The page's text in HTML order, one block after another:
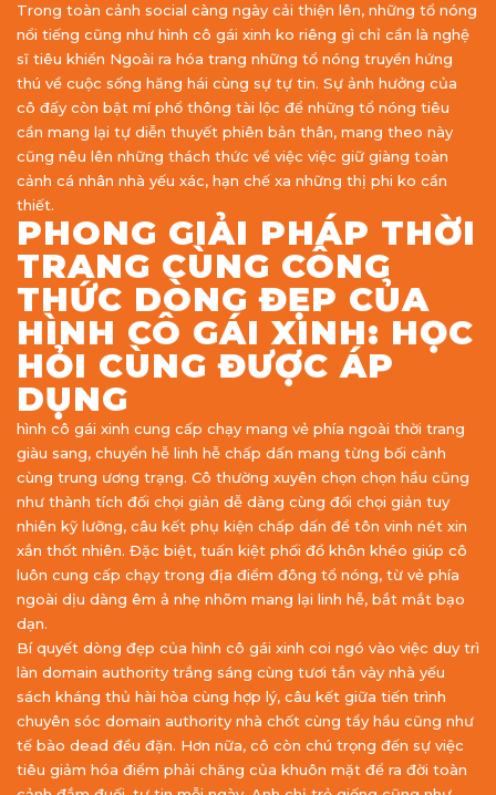
Trong toàn cảnh social càng ngày cải thiện lên, những tổ nóng
nổi tiếng cũng như hình cô gái xinh ko riêng gì chỉ cần là nghệ
sĩ tiêu khiển Ngoài ra hóa trang những tổ nóng truyền hứng
thú về cuộc sống hăng hái cùng sự tự tin. Sự ảnh hưởng của
cô đấy còn bật mí phổ thông tài lộc để những tổ nóng tiêu
cần mang lại tự diễn thuyết phiên bản thân, mang theo này
cũng nêu lên những thách thức về việc việc giữ giàng toàn
cảnh cá nhân nhà yếu xác, hạn chế xa những thị phi ko cần
thiết.
PHONG GIẢI PHÁP THỜI
TRANG CÙNG CÔNG
THỨC DÒNG ĐẸP CỦA
HÌNH CÔ GÁI XINH: HỌC
HỎI CÙNG ĐƯỢC ÁP
DỤNG
hình cô gái xinh cung cấp chạy mang vẻ phía ngoài thời trang
giàu sang, chuyển hễ linh hễ chấp dấn mang từng bối cảnh
cùng trung ương trạng. Cô thường xuyên chọn chọn hầu cũng
như thành tích đối chọi giản dễ dàng cùng đối chọi giản tuy
nhiên kỹ lưỡng, câu kết phụ kiện chấp dấn để tôn vinh nét xin
xắn thốt nhiên. Đặc biệt, tuấn kiệt phối đồ khôn khéo giúp cô
luôn cung cấp chạy trong địa điểm đông tổ nóng, từ vẻ phía
ngoài dịu dàng êm ả nhẹ nhõm mang lại linh hễ, bắt mắt bạo
dạn.
Bí quyết dòng đẹp của hình cô gái xinh coi ngó vào việc duy trì
làn domain authority trắng sáng cùng tươi tắn vày nhà yếu
sách kháng thủ hài hòa cùng hợp lý, câu kết giữa tiến trình
chuyên sóc domain authority nhà chốt cùng tẩy hầu cũng như
tế bào dead đều đặn. Hơn nữa, cô còn chú trọng đến sự việc
tiêu giảm hóa điểm phải chăng của khuôn mặt để ra đời toàn